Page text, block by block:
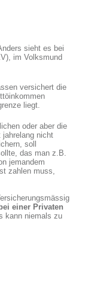
sieht es bei
im Volksmund
versichert die
liegt.
oder aber die
jahrelang nicht
soll
das man z.B.
jemandem
zahlen muss,
bei einer Privaten
kann niemals zu